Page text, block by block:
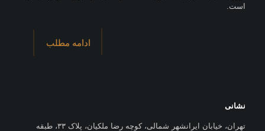
است.
ادامه مطلب
نشانی
تهران، خیابان ایرانشهر شمالی، کوچه رضا ملکیان، پلاک ۳۳، طبقه